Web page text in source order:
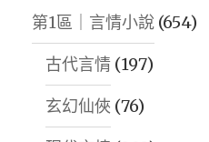
第1區｜言情小說 (654)
古代言情 (197)
玄幻仙俠 (76)